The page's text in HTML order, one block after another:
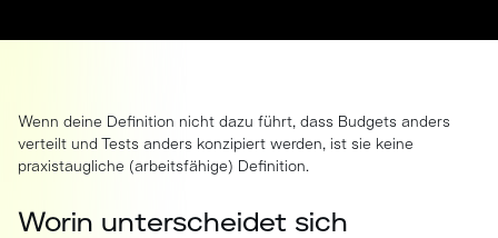
Wenn deine Definition nicht dazu führt, dass Budgets anders
verteilt und Tests anders konzipiert werden, ist sie keine
praxistaugliche (arbeitsfähige) Definition.
Worin unterscheidet sich